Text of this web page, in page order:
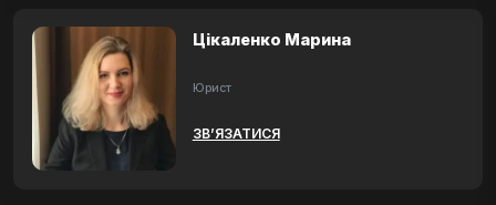
Цікаленко Марина
Юрист
ЗВ’ЯЗАТИСЯ